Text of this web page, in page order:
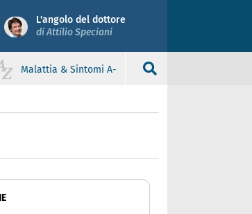
L'angolo del dottore
di Attilio Speciani
Malattia & Sintomi A-